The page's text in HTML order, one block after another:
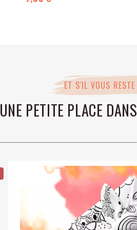
COLORIABLE CHIOT ET
ET S'IL VOUS RESTE
UNE PETITE PLACE